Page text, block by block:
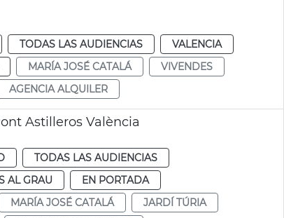
TODAS LAS AUDIENCIAS
VALENCIA
MARÍA JOSÉ CATALÁ
VIVENDES
AGENCIA ALQUILER
Astilleros València
TODAS LAS AUDIENCIAS
AL GRAU
EN PORTADA
MARÍA JOSÉ CATALÁ
JARDÍ TÚRIA